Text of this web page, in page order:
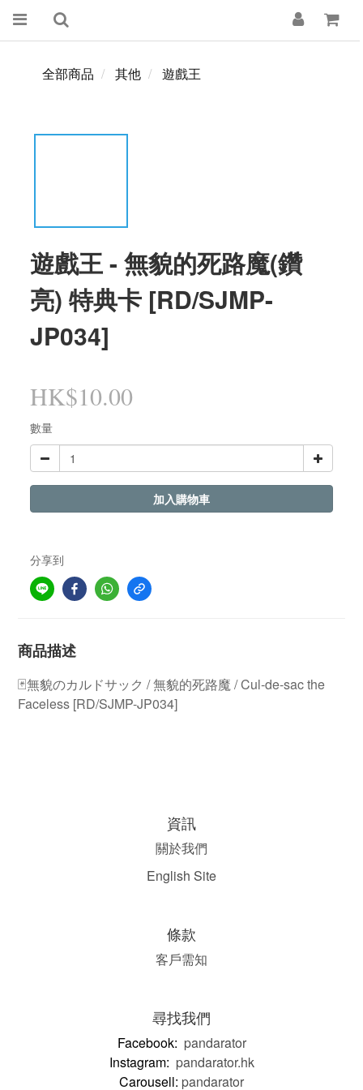
全部商品 其他 遊戲王
遊戲王 - 無貌的死路魔(鑽
亮) 特典卡 [RD/SJMP-
JP034]
HK$10.00
數量
加入購物車
分享到
商品描述
🃏無貌のカルドサック / 無貌的死路魔 / Cul-de-sac the
Faceless [RD/SJMP-JP034]
資訊
關於我們
English Site
條款
客戶需知
尋找我們
Facebook: pandarator
Instagram: pandarator.hk
Carousell: pandarator